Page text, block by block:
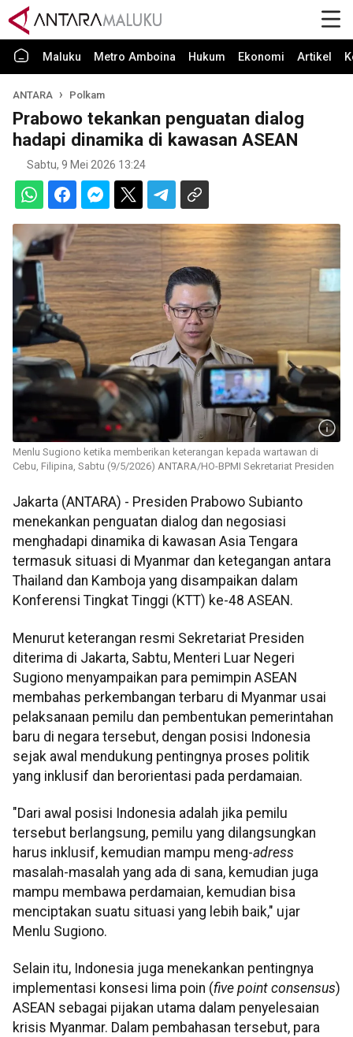
Maluku Metro Amboina Hukum Ekonomi Artikel
ANTARA Polkam
Prabowo tekankan penguatan dialog
hadapi dinamika di kawasan ASEAN
Sabtu, 9 Mei 2026 13:24
Menlu Sugiono ketika memberikan keterangan kepada wartawan di
Cebu, Filipina, Sabtu (9/5/2026) ANTARA/HO-BPMI Sekretariat Presiden
Jakarta (ANTARA) - Presiden Prabowo Subianto
menekankan penguatan dialog dan negosiasi
menghadapi dinamika di kawasan Asia Tengara
termasuk situasi di Myanmar dan ketegangan antara
Thailand dan Kamboja yang disampaikan dalam
Konferensi Tingkat Tinggi (KTT) ke-48 ASEAN.
Menurut keterangan resmi Sekretariat Presiden
diterima di Jakarta, Sabtu, Menteri Luar Negeri
Sugiono menyampaikan para pemimpin ASEAN
membahas perkembangan terbaru di Myanmar usai
pelaksanaan pemilu dan pembentukan pemerintahan
baru di negara tersebut, dengan posisi Indonesia
sejak awal mendukung pentingnya proses politik
yang inklusif dan berorientasi pada perdamaian.
"Dari awal posisi Indonesia adalah jika pemilu
tersebut berlangsung, pemilu yang dilangsungkan
harus inklusif, kemudian mampu meng-adress
masalah-masalah yang ada di sana, kemudian juga
mampu membawa perdamaian, kemudian bisa
menciptakan suatu situasi yang lebih baik," ujar
Menlu Sugiono.
Selain itu, Indonesia juga menekankan pentingnya
implementasi konsesi lima poin (five point consensus)
ASEAN sebagai pijakan utama dalam penyelesaian
krisis Myanmar. Dalam pembahasan tersebut, para